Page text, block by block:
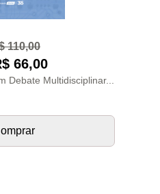
110,00
66,00
Debate Multidisciplinar...